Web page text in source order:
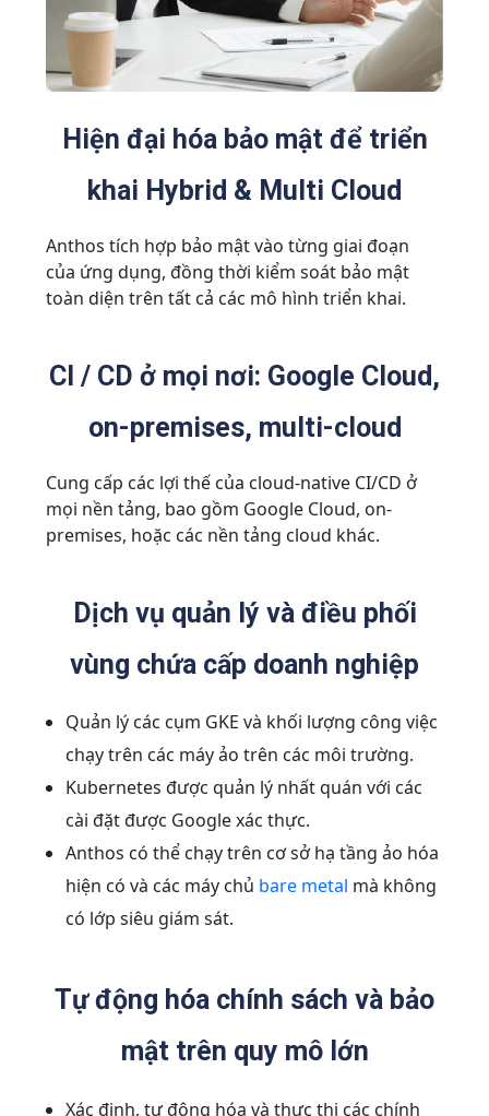
Hiện đại hóa bảo mật để triển
khai Hybrid & Multi Cloud
Anthos tích hợp bảo mật vào từng giai đoạn
của ứng dụng, đồng thời kiểm soát bảo mật
toàn diện trên tất cả các mô hình triển khai.
CI / CD ở mọi nơi: Google Cloud,
on-premises, multi-cloud
Cung cấp các lợi thế của cloud-native CI/CD ở
mọi nền tảng, bao gồm Google Cloud, on-
premises, hoặc các nền tảng cloud khác.
Dịch vụ quản lý và điều phối
vùng chứa cấp doanh nghiệp
Quản lý các cụm GKE và khối lượng công việc
chạy trên các máy ảo trên các môi trường.
Kubernetes được quản lý nhất quán với các
cài đặt được Google xác thực.
Anthos có thể chạy trên cơ sở hạ tầng ảo hóa
hiện có và các máy chủ bare metal mà không
có lớp siêu giám sát.
Tự động hóa chính sách và bảo
mật trên quy mô lớn
Xác định, tự động hóa và thực thi các chính